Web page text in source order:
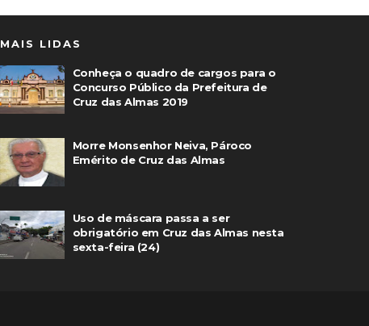
MAIS LIDAS
Conheça o quadro de cargos para o
Concurso Público da Prefeitura de
Cruz das Almas 2019
Morre Monsenhor Neiva, Pároco
Emérito de Cruz das Almas
Uso de máscara passa a ser
obrigatório em Cruz das Almas nesta
sexta-feira (24)